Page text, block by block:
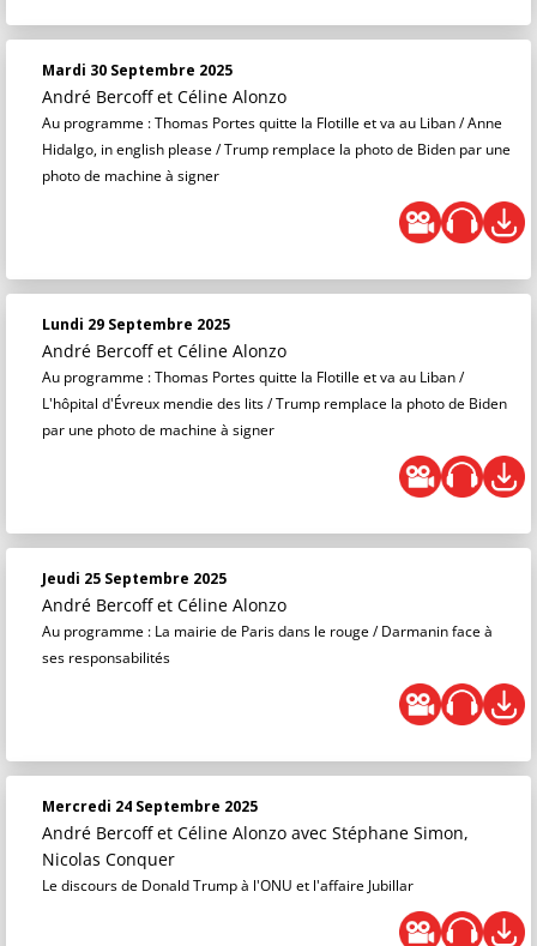
Mardi 30 Septembre 2025
André Bercoff et Céline Alonzo
Au programme : Thomas Portes quitte la Flotille et va au Liban / Anne
Hidalgo, in english please / Trump remplace la photo de Biden par une
photo de machine à signer
Lundi 29 Septembre 2025
André Bercoff et Céline Alonzo
Au programme : Thomas Portes quitte la Flotille et va au Liban /
L'hôpital d'Évreux mendie des lits / Trump remplace la photo de Biden
par une photo de machine à signer
Jeudi 25 Septembre 2025
André Bercoff et Céline Alonzo
Au programme : La mairie de Paris dans le rouge / Darmanin face à
ses responsabilités
Mercredi 24 Septembre 2025
André Bercoff et Céline Alonzo avec Stéphane Simon,
Nicolas Conquer
Le discours de Donald Trump à l'ONU et l'affaire Jubillar